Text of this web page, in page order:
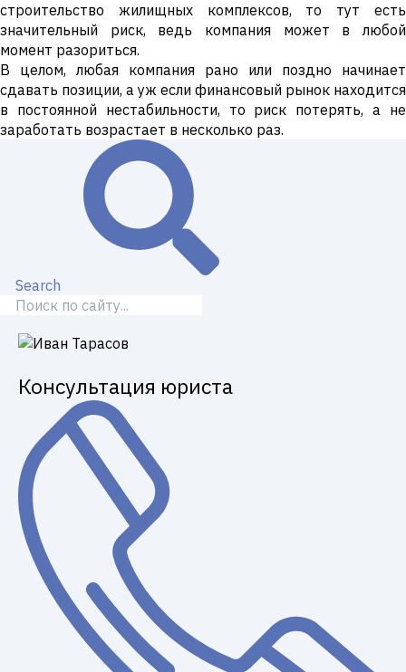
строительство жилищных комплексов, то тут есть
значительный риск, ведь компания может в любой
момент разориться.
В целом, любая компания рано или поздно начинает
сдавать позиции, а уж если финансовый рынок находится
в постоянной нестабильности, то риск потерять, а не
заработать возрастает в несколько раз.
Search
Консультация юриста